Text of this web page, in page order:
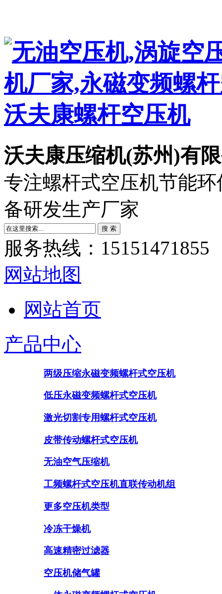
沃夫康压缩机(苏州)有
专注螺杆式空压机节能
备研发生产厂家
服务热线：15151471855
网站地图
网站首页
产品中心
两级压缩永磁变频螺杆式空压机
低压永磁变频螺杆式空压机
激光切割专用螺杆式空压机
皮带传动螺杆式空压机
无油空气压缩机
工频螺杆式空压机直联传动机组
更多空压机类型
冷冻干燥机
高速精密过滤器
空压机储气罐